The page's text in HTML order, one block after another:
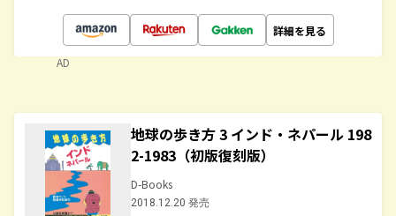
詳細を見る
AD
地球の歩き方 3 インド・ネパール 198
2-1983（初版復刻版）
D-Books
2018.12.20 発売